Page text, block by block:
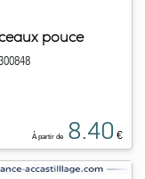
pouce
À partir de 8.40 €